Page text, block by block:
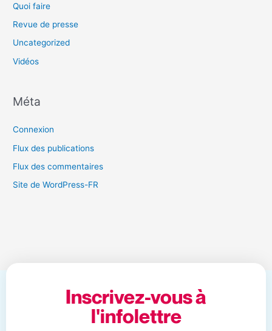
Quoi faire
Revue de presse
Uncategorized
Vidéos
Méta
Connexion
Flux des publications
Flux des commentaires
Site de WordPress-FR
Inscrivez-vous à
l'infolettre